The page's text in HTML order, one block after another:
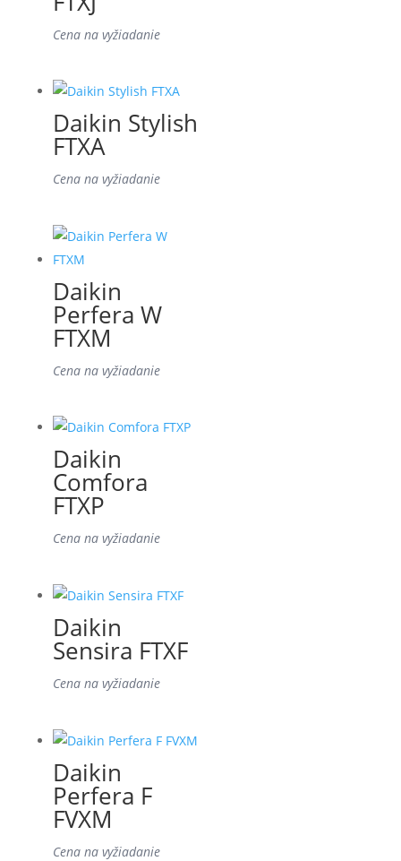
Cena na vyžiadanie
Daikin Stylish
FTXA
Cena na vyžiadanie
Daikin
Perfera W
FTXM
Cena na vyžiadanie
Daikin
Comfora
FTXP
Cena na vyžiadanie
Daikin
Sensira FTXF
Cena na vyžiadanie
Daikin
Perfera F
FVXM
Cena na vyžiadanie